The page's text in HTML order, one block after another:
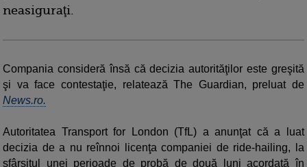
neasiguraţi.
Compania consideră însă că decizia autorităţilor este greşită
şi va face contestaţie, relatează The Guardian, preluat de
News.ro.
Autoritatea Transport for London (TfL) a anunţat că a luat
decizia de a nu reînnoi licenţa companiei de ride-hailing, la
sfârşitul unei perioade de probă de două luni acordată în